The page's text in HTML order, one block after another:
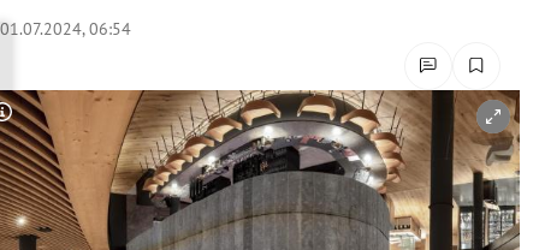
Untermenü
Untermenü
Untermenü
01.07.2024, 06:54
Copyright-Hinweis öffnen/schließen